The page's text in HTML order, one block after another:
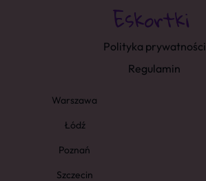
Polityka prywatności
Regulamin
Warszawa
Łódź
Poznań
Szczecin